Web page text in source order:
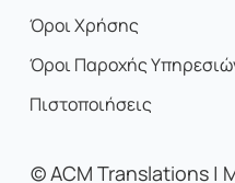
Όροι Χρήσης
Όροι Παροχής
Πιστοποιήσεις
©ACM Translations |